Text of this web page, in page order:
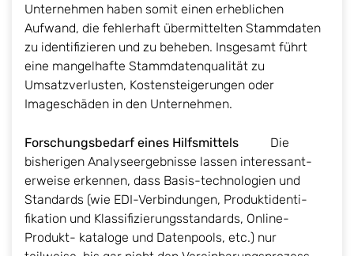
Unternehmen haben somit einen erheblichen
Aufwand, die fehlerhaft übermittelten Stammdaten
zu identifizieren und zu beheben. Insgesamt führt
eine mangelhafte Stammdatenqualität zu
Umsatzverlusten, Kostensteigerungen oder
Imageschäden in den Unternehmen.
Forschungsbedarf eines Hilfsmittels Die
bisherigen Analyseergebnisse lassen interessant-
erweise erkennen, dass Basis-technologien und
Standards (wie EDI-Verbindungen, Produktidenti-
fikation und Klassifizierungsstandards, Online-
Produkt- kataloge und Datenpools, etc.) nur